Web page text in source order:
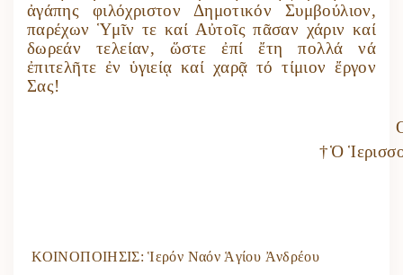
ἀγάπης φιλόχριστον Δημοτικόν Συμβούλιον,
παρέχων Ὑμῖν τε καί Αὐτοῖς πᾶσαν χάριν καί
δωρεάν τελείαν, ὥστε ἐπί ἔτη πολλά νά
ἐπιτελῆτε ἐν ὑγιείᾳ καί χαρᾷ τό τίμιον ἔργον
Σας!
†Ὁ
ΚΟΙΝΟΠΟΙΗΣΙΣ: Ἱερόν Ναόν Ἁγίου Ἀνδρέου